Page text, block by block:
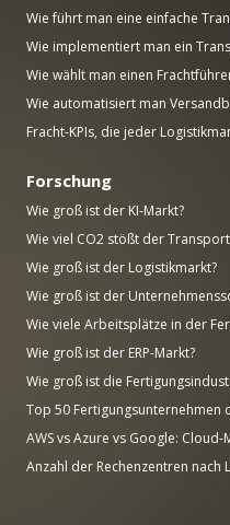
Wie führt man eine einfache
Wie implementiert man ein
Wie wählt man einen
Wie automatisiert man
Fracht-KPIs, die jeder
Forschung
Wie groß ist der KI-Markt?
Wie viel CO2 stößt der
Wie groß ist der Logistikmarkt?
Wie groß ist der
Wie viele Arbeitsplätze in der
Wie groß ist der ERP-Markt?
Wie groß ist die
Top 50 Fertigungsunternehmen
AWS vs Azure vs Google:
Anzahl der Rechenzentren nach